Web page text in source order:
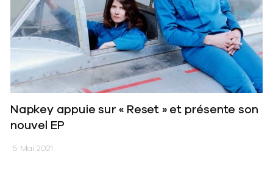
Napkey appuie sur « Reset » et présente son
nouvel EP
5 Mai 2021